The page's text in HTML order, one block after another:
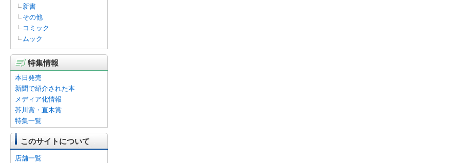
新書
その他
コミック
ムック
特集情報
本日発売
新聞で紹介された本
メディア化情報
芥川賞・直木賞
特集一覧
このサイトについて
店舗一覧